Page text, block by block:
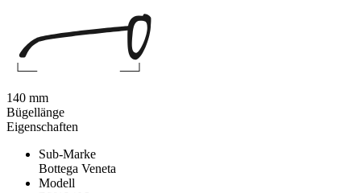
Eigenschaften
Sub-Marke
Bottega Veneta
Modell
140 mm
Bügellänge